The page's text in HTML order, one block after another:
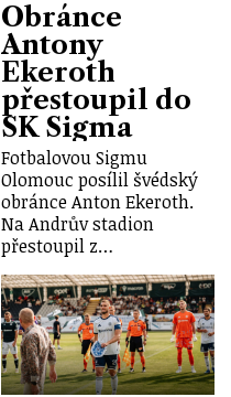
Obránce
Antony
Ekeroth
přestoupil do
SK Sigma
Fotbalovou Sigmu
Olomouc posílil švédský
obránce Anton Ekeroth.
Na Andrův stadion
přestoupil z…